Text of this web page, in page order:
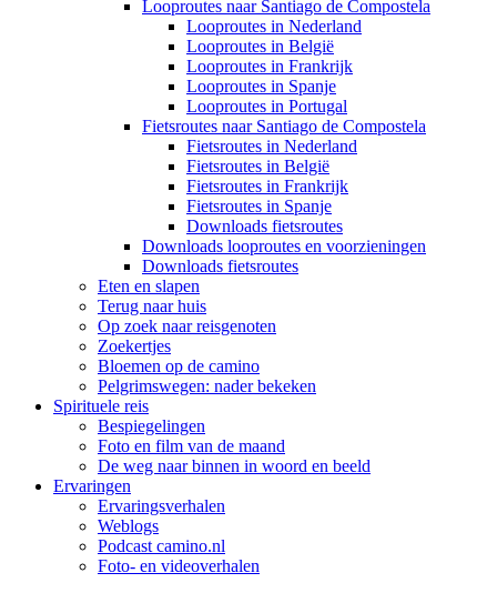
Looproutes naar Santiago de Compostela
Looproutes in Nederland
Looproutes in België
Looproutes in Frankrijk
Looproutes in Spanje
Looproutes in Portugal
Fietsroutes naar Santiago de Compostela
Fietsroutes in Nederland
Fietsroutes in België
Fietsroutes in Frankrijk
Fietsroutes in Spanje
Downloads fietsroutes
Downloads looproutes en voorzieningen
Downloads fietsroutes
Eten en slapen
Terug naar huis
Op zoek naar reisgenoten
Zoekertjes
Bloemen op de camino
Pelgrimswegen: nader bekeken
Spirituele reis
Bespiegelingen
Foto en film van de maand
De weg naar binnen in woord en beeld
Ervaringen
Ervaringsverhalen
Weblogs
Podcast camino.nl
Foto- en videoverhalen